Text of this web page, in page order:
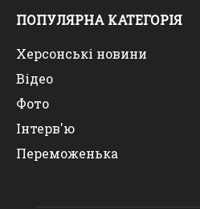
ПОПУЛЯРНА КАТЕГОРІЯ
Херсонські новини
Відео
Фото
Інтерв'ю
Переможенька